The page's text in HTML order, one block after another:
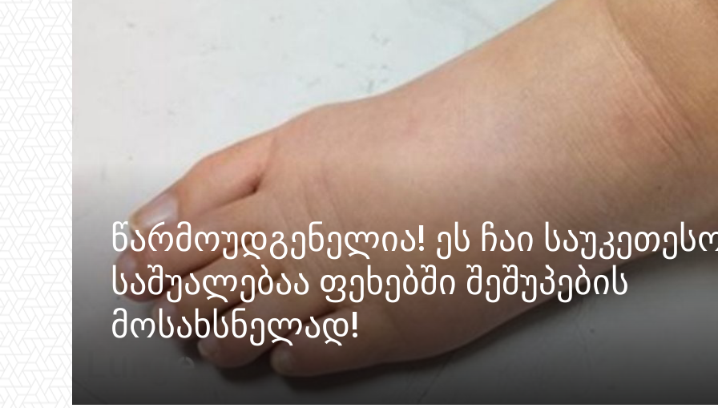
წარმოუდგენელია! ეს ჩაი
საშუალებაა ფეხებში შეშუპების
მოსახსნელად!